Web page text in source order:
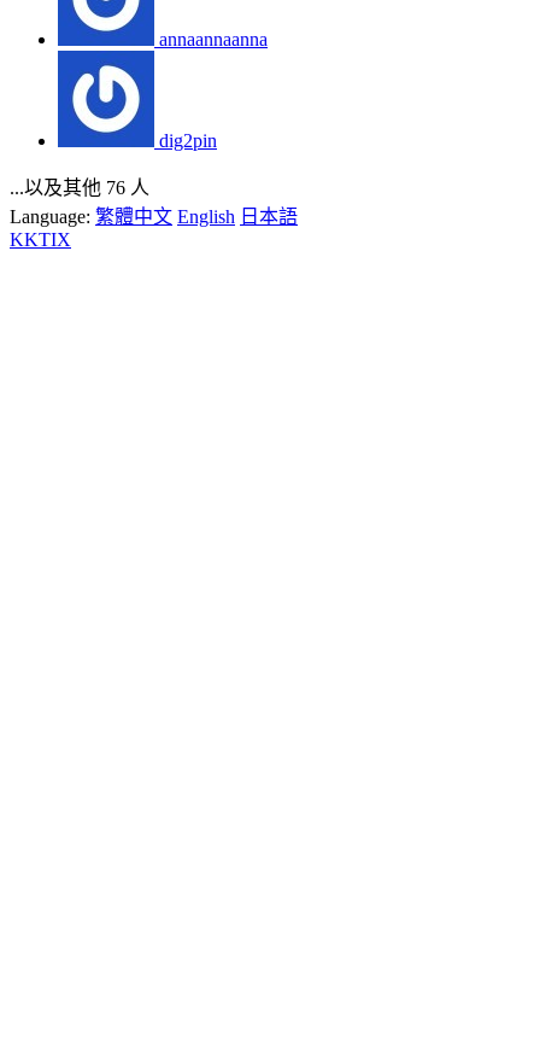
annaannaanna
dig2pin
...以及其他 76 人
Language: 繁體中文 English 日本語
KKTIX